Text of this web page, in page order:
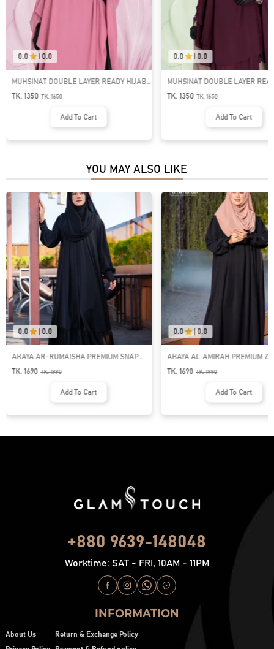
0.0 0.0
MUHSINAT DOUBLE LAYER READY HIJAB |
GT-1867
TK. 1350 TK.1650
Add To Cart
0.0 0.0
MUHSINAT DOUBLE LAYER
GT-1865
TK. 1350 TK.1650
Add To Cart
YOU MAY ALSO LIKE
0.0 0.0
ABAYA AR-RUMAISHA PREMIUM SNAP
BUTTON ABAYA
TK. 1690 TK.1990
Add To Cart
0.0 | 0.0
ABAYA AL‑AMIRAH PREMIUM
NECK ABAYA
TK. 1690 TK.1990
Add To Cart
+880 9639-148048
Worktime: SAT - FRI, 10AM - 11PM
INFORMATION
About Us
Return & Exchange Policy